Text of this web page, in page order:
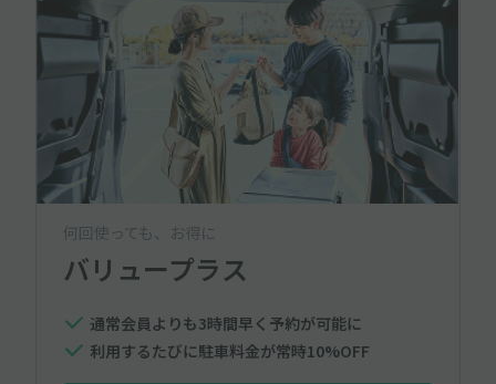
何回使っても、お得に
バリュープラス
通常会員よりも3時間早く予約が可能に
利用するたびに駐車料金が常時10%OFF